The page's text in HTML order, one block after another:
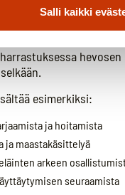
Salli kaikki
esimerkiksi:
ja hoitamista
ja maastakäsittelyä
arkeen
seuraamista